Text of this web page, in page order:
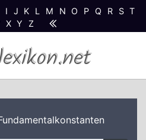
I J K L M N O P Q R S T
X Y Z